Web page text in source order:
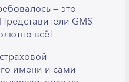
— это
GMS
всё!
имени и сами